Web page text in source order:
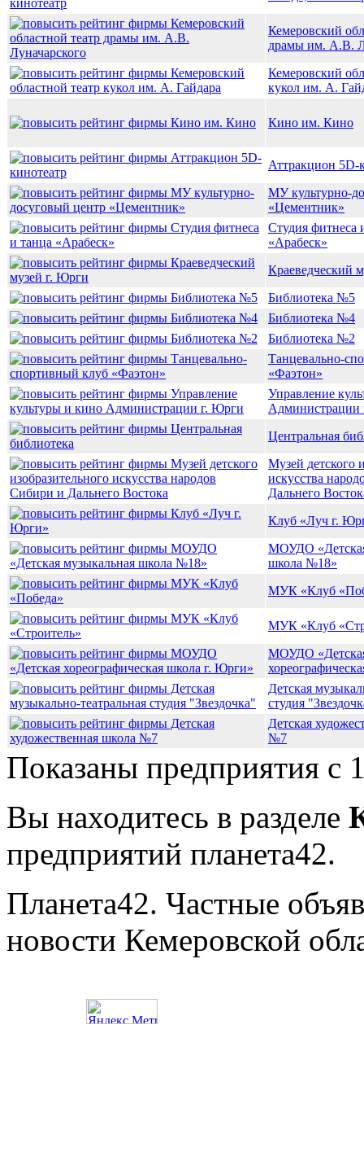
Кемеровский
драмы им. А.В.
Кемеровский
кукол им. А.
Кино им. Кино
Аттракцион 5D-
МУ культурно-
«Цементник»
Студия фитнеса
«Арабеск»
Краеведческий
Библиотека №5
Библиотека №4
Библиотека №2
Танцевально-
«Фаэтон»
Управление
Администрации
Центральная
Музей детского
искусства
Дальнего
Клуб «Луч г.
МОУДО
школа №18»
МУК «Клуб
МУК «Клуб
МОУДО
Детская
студия
Детская
№7
Показаны предприятия с
Вы находитесь в разделе
предприятий планета42.
Планета42. Частные
новости Кемеровской